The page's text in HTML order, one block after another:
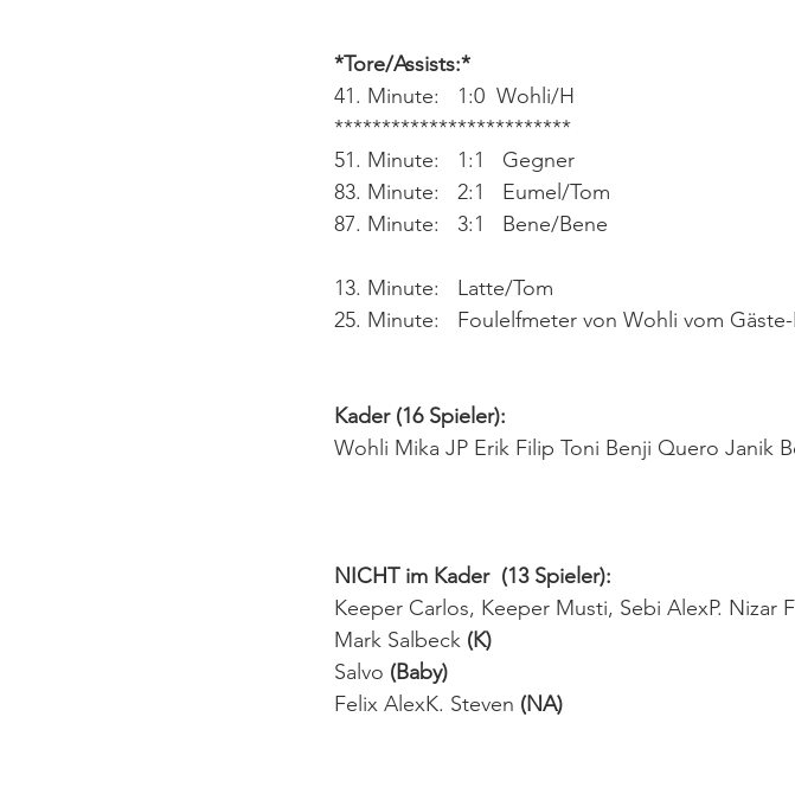
*Tore/Assists:*
41. Minute:   1:0  Wohli/H
*************************
51. Minute:   1:1   Gegner
83. Minute:   2:1   Eumel/Tom
87. Minute:   3:1   Bene/Bene
13. Minute:   Latte/Tom
25. Minute:   Foulelfmeter von Wohli vom
Kader (16 Spieler):
Wohli Mika JP Erik Filip Toni Benji Quero Janik
NICHT im Kader  (13 Spieler):
Keeper Carlos, Keeper Musti, Sebi AlexP. Nizar
Mark Salbeck (K)
Salvo (Baby)
Felix AlexK. Steven (NA)